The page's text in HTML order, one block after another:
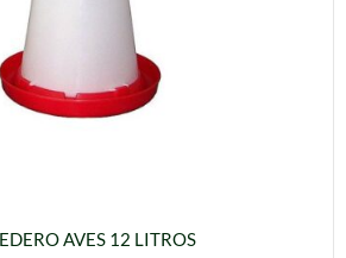
AVES 12 LITROS